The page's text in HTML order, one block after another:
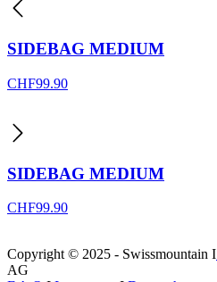
SIDEBAG MEDIUM
CHF99.90
SIDEBAG MEDIUM
CHF99.90
Copyright © 2025 - Swissmountain I
AG